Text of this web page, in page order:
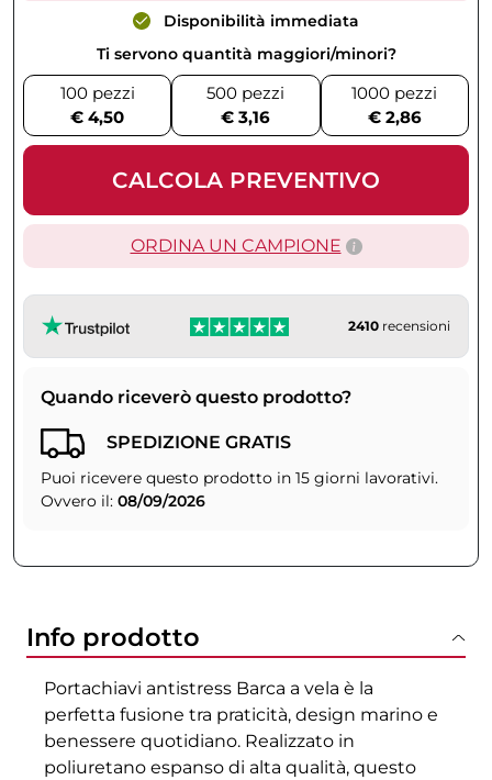
Disponibilità immediata
Ti servono quantità maggiori/minori?
100 pezzi
€ 4,50
500 pezzi
€ 3,16
1000 pezzi
€ 2,86
CALCOLA PREVENTIVO
ORDINA UN CAMPIONE
2410 recensioni
Quando riceverò questo prodotto?
SPEDIZIONE GRATIS
Puoi ricevere questo prodotto in 15 giorni lavorativi.
Ovvero il: 08/09/2026
Info prodotto
Portachiavi antistress Barca a vela è la
perfetta fusione tra praticità, design marino e
benessere quotidiano. Realizzato in
poliuretano espanso di alta qualità, questo